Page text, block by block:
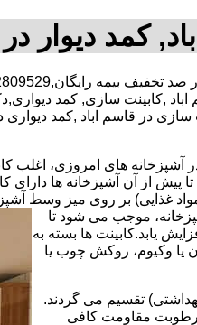
کمد دیوار
,کابینت سازی, کمد
سازی در قاسم اباد ,کمد
های امروزی، اغلب
از آن آشپزخانه ها
غذایی) بر روی میز وسط
موجب می شود تا
یابد.کابینت ها بسته به
یا وکیوم، روکش چوب یا
تقسیم می گردند.
رطوبت مقاومت کافی